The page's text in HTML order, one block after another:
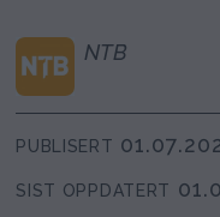
NTB
PUBLISERT
SIST OPPDATERT